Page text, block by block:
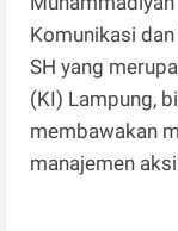
Komunikasi
SH yang
(KI) Lampung,
membawakan
manajemen